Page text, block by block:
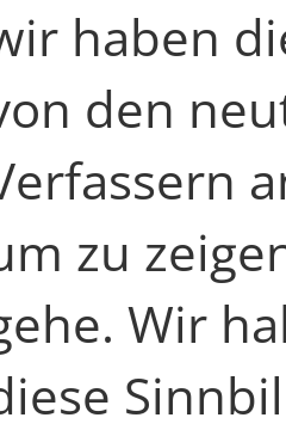
haben
den
zu
Wir